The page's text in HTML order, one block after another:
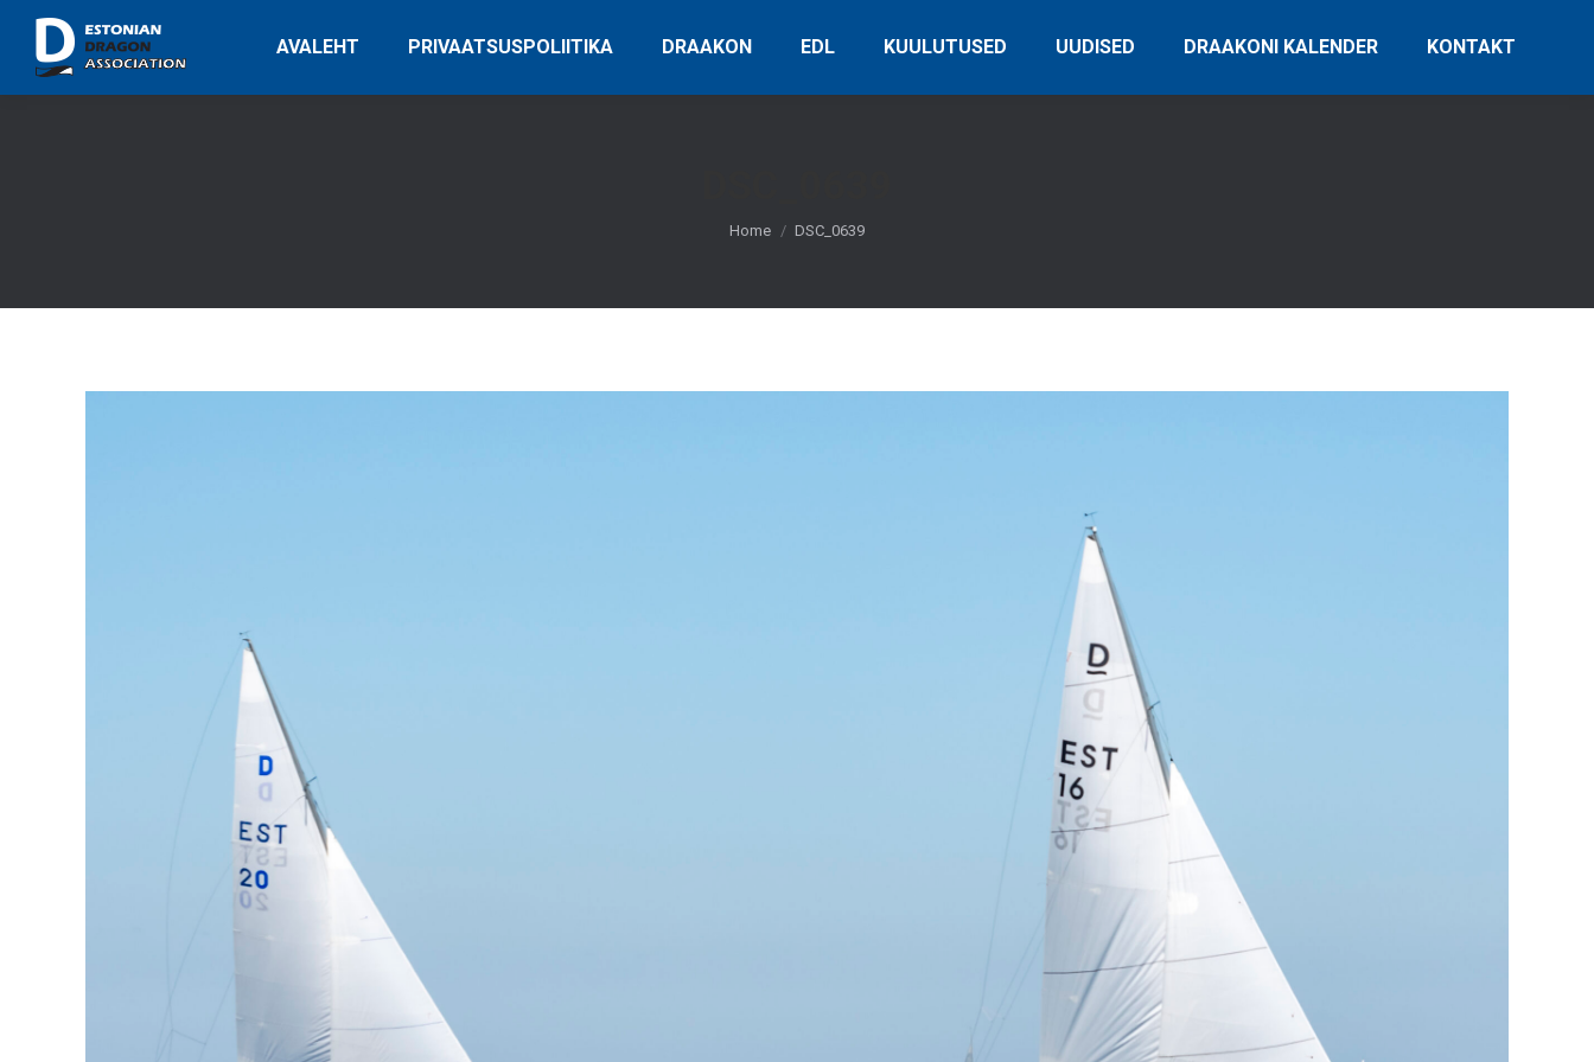
AVALEHT PRIVAATSUSPOLIITIKA DRAAKON EDL KUULUTUSED UUDISED DRAAKONI KALENDER KONTAKT
You are here:
Home DSC_0639